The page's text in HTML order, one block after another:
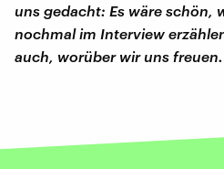
uns gedacht: Es wäre schön,
nochmal im Interview
auch, worüber wir uns freuen.